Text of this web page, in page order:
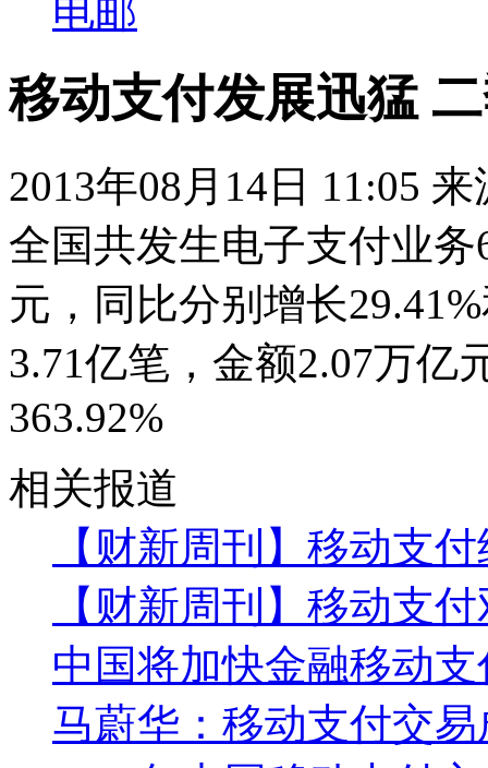
电邮
移动支付发展迅猛
2013年08月14日 11:05
全国共发生电子支付业务
元，同比分别增长
3.71亿笔，金额2.07万亿
363.92%
相关报道
【财新周刊】移动支
【财新周刊】移动支
中国将加快金融移动
马蔚华：移动支付交